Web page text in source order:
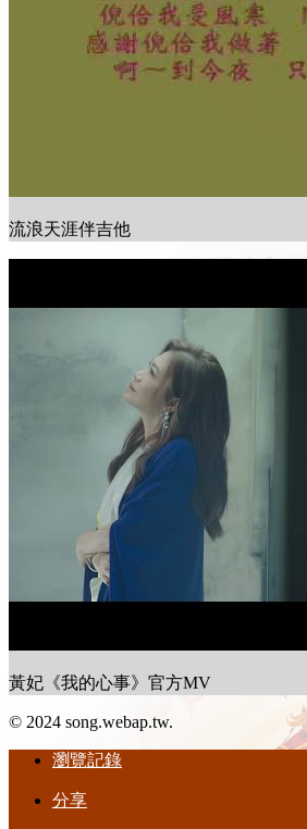
流浪天涯伴吉他
黃妃《我的心事》官方MV
© 2024 song.webap.tw.
瀏覽記錄
分享